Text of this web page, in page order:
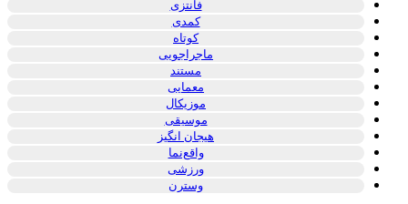
فانتزی
کمدی
کوتاه
ماجراجویی
مستند
معمایی
موزیکال
موسیقی
هیجان انگیز
واقع‌نما
ورزشی
وسترن